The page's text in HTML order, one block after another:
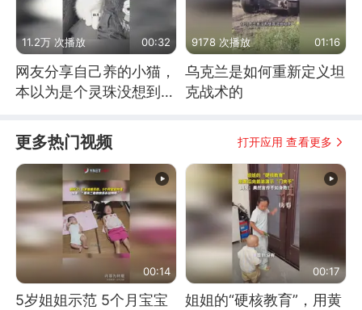
11.2万 次播放 00:32
网友分享自己养的小猫，
本以为是个灵珠没想到是
9178 次播放 01:16
乌克兰是如何重新定义坦
克战术的
更多热门视频 打开应用 查看更多
00:14
5岁姐姐示范 5个月宝宝
00:17
姐姐的“硬核教育”，用黄